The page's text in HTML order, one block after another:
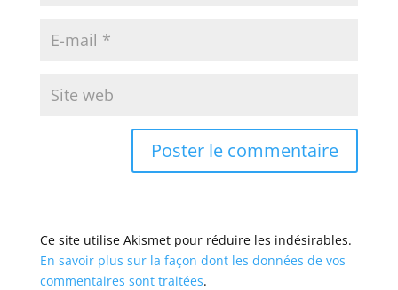
Ce site utilise Akismet pour réduire les indésirables.
En savoir plus sur la façon dont les données de vos
commentaires sont traitées.